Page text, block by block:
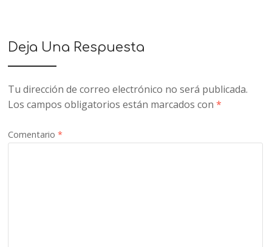
Deja Una Respuesta
Tu dirección de correo electrónico no será publicada.
Los campos obligatorios están marcados con*
Comentario*